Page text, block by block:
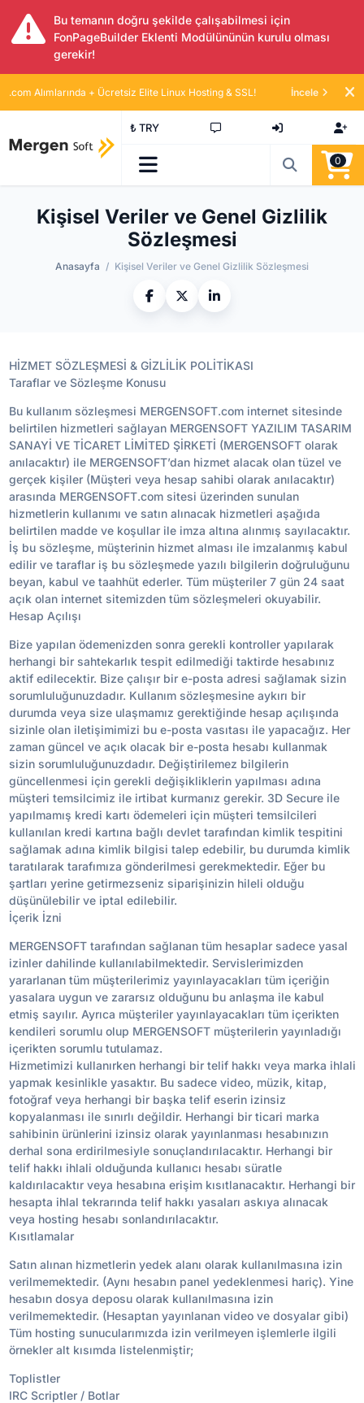
Bu temanın doğru şekilde çalışabilmesi için
FonPageBuilder Eklenti Modülününün kurulu olması
gerekir!
.com Alımlarında + Ücretsiz Elite Linux Hosting & SSL! İncele
₺ TRY
0
Kişisel Veriler ve Genel Gizlilik
Sözleşmesi
Anasayfa Kişisel Veriler ve Genel Gizlilik Sözleşmesi
HİZMET SÖZLEŞMESİ & GİZLİLİK POLİTİKASI
Taraflar ve Sözleşme Konusu
Bu kullanım sözleşmesi MERGENSOFT.com internet sitesinde
belirtilen hizmetleri sağlayan MERGENSOFT YAZILIM TASARIM
SANAYİ VE TİCARET LİMİTED ŞİRKETİ (MERGENSOFT olarak
anılacaktır) ile MERGENSOFT’dan hizmet alacak olan tüzel ve
gerçek kişiler (Müşteri veya hesap sahibi olarak anılacaktır)
arasında MERGENSOFT.com sitesi üzerinden sunulan
hizmetlerin kullanımı ve satın alınacak hizmetleri aşağıda
belirtilen madde ve koşullar ile imza altına alınmış sayılacaktır.
İş bu sözleşme, müşterinin hizmet alması ile imzalanmış kabul
edilir ve taraflar iş bu sözleşmede yazılı bilgilerin doğruluğunu
beyan, kabul ve taahhüt ederler. Tüm müşteriler 7 gün 24 saat
açık olan internet sitemizden tüm sözleşmeleri okuyabilir.
Hesap Açılışı
Bize yapılan ödemenizden sonra gerekli kontroller yapılarak
herhangi bir sahtekarlık tespit edilmediği taktirde hesabınız
aktif edilecektir. Bize çalışır bir e-posta adresi sağlamak sizin
sorumluluğunuzdadır. Kullanım sözleşmesine aykırı bir
durumda veya size ulaşmamız gerektiğinde hesap açılışında
sizinle olan iletişimimizi bu e-posta vasıtası ile yapacağız. Her
zaman güncel ve açık olacak bir e-posta hesabı kullanmak
sizin sorumluluğunuzdadır. Değiştirilemez bilgilerin
güncellenmesi için gerekli değişikliklerin yapılması adına
müşteri temsilcimiz ile irtibat kurmanız gerekir. 3D Secure ile
yapılmamış kredi kartı ödemeleri için müşteri temsilcileri
kullanılan kredi kartına bağlı devlet tarafından kimlik tespitini
sağlamak adına kimlik bilgisi talep edebilir, bu durumda kimlik
taratılarak tarafımıza gönderilmesi gerekmektedir. Eğer bu
şartları yerine getirmezseniz siparişinizin hileli olduğu
düşünülebilir ve iptal edilebilir.
İçerik İzni
MERGENSOFT tarafından sağlanan tüm hesaplar sadece yasal
izinler dahilinde kullanılabilmektedir. Servislerimizden
yararlanan tüm müşterilerimiz yayınlayacakları tüm içeriğin
yasalara uygun ve zararsız olduğunu bu anlaşma ile kabul
etmiş sayılır. Ayrıca müşteriler yayınlayacakları tüm içerikten
kendileri sorumlu olup MERGENSOFT müşterilerin yayınladığı
içerikten sorumlu tutulamaz.
Hizmetimizi kullanırken herhangi bir telif hakkı veya marka ihlali
yapmak kesinlikle yasaktır. Bu sadece video, müzik, kitap,
fotoğraf veya herhangi bir başka telif eserin izinsiz
kopyalanması ile sınırlı değildir. Herhangi bir ticari marka
sahibinin ürünlerini izinsiz olarak yayınlanması hesabınızın
derhal sona erdirilmesiyle sonuçlandırılacaktır. Herhangi bir
telif hakkı ihlali olduğunda kullanıcı hesabı süratle
kaldırılacaktır veya hesabına erişim kısıtlanacaktır. Herhangi bir
hesapta ihlal tekrarında telif hakkı yasaları askıya alınacak
veya hosting hesabı sonlandırılacaktır.
Kısıtlamalar
Satın alınan hizmetlerin yedek alanı olarak kullanılmasına izin
verilmemektedir. (Aynı hesabın panel yedeklenmesi hariç). Yine
hesabın dosya deposu olarak kullanılmasına izin
verilmemektedir. (Hesaptan yayınlanan video ve dosyalar gibi)
Tüm hosting sunucularımızda izin verilmeyen işlemlerle ilgili
örnekler alt kısımda listelenmiştir;
Toplistler
IRC Scriptler / Botlar